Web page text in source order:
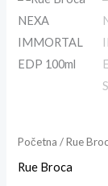
Početna /Rue
Rue Broca
NEXA
IMMORTAL
EDP
100ml